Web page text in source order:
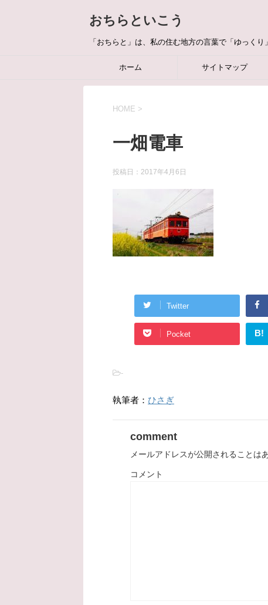
おちらといこう
「おちらと」は、私の住む地方の言葉で「ゆっく
ホーム サイトマップ
HOME >
一畑電車
投稿日： 2017年4月6日
Twitter
Pocket B!
-
執筆者： ひさぎ
comment
メールアドレスが公開されることは
コメント